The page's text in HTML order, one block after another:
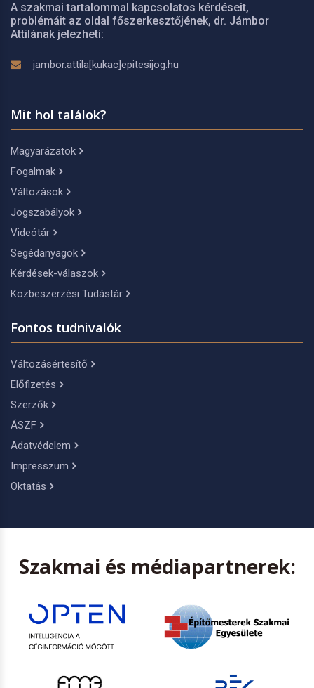
A szakmai tartalommal kapcsolatos kérdéseit,
problémáit az oldal főszerkesztőjének, dr. Jámbor
Attilának jelezheti:
jambor.attila[kukac]epitesijog.hu
Mit hol találok?
Magyarázatok
Fogalmak
Változások
Jogszabályok
Videótár
Segédanyagok
Kérdések-válaszok
Közbeszerzési Tudástár
Fontos tudnivalók
Változásértesítő
Előfizetés
Szerzők
ÁSZF
Adatvédelem
Impresszum
Oktatás
Szakmai és médiapartnerek: